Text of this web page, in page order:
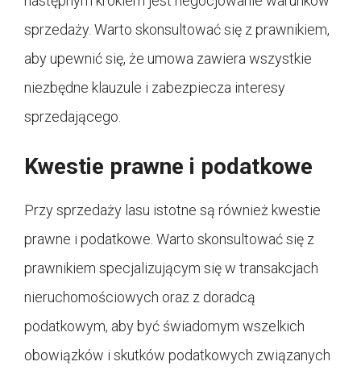
sprzedaży. Warto skonsultować się z prawnikiem,
aby upewnić się, że umowa zawiera wszystkie
niezbędne klauzule i zabezpiecza interesy
sprzedającego.
Kwestie prawne i podatkowe
Przy sprzedaży lasu istotne są również kwestie
prawne i podatkowe. Warto skonsultować się z
prawnikiem specjalizującym się w transakcjach
nieruchomościowych oraz z doradcą
podatkowym, aby być świadomym wszelkich
obowiązków i skutków podatkowych związanych